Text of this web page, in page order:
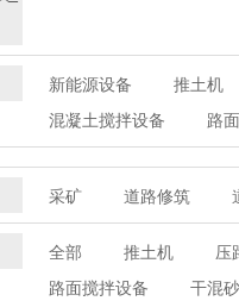
新能源设备 推土机
混凝土搅拌设备
路
采矿 道路修筑
全部 推土机 压
路面搅拌设备
干混